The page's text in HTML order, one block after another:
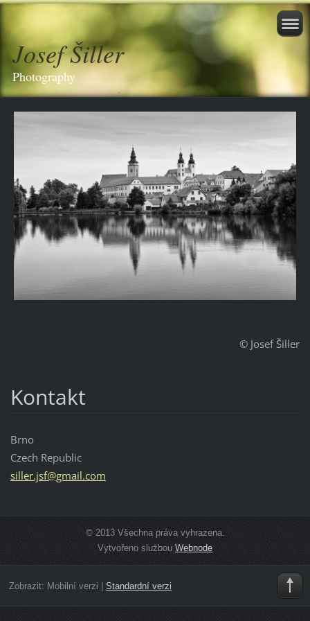
Josef Šiller
Photography
© Josef Šiller
Kontakt
Brno
Czech Republic
siller.jsf@gmail.com
© 2013 Všechna práva vyhrazena.
Vytvořeno službouWebnode
Zobrazit: Mobilní verzi Standardní verzi